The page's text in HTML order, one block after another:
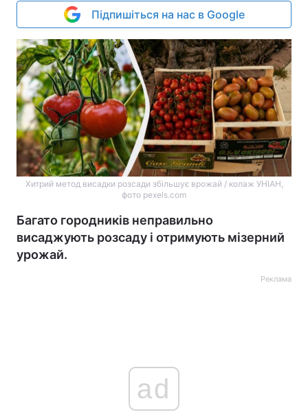
Підпишіться на нас в Google
Хитрий метод висадки розсади збільшує врожай / колаж УНІАН,
фото pexels.com
Багато городників неправильно
висаджують розсаду і отримують мізерний
урожай.
Реклама
ad